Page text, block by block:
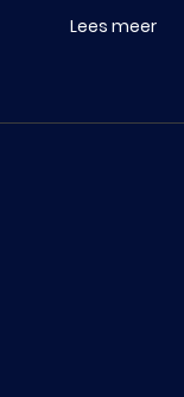
Lees meer